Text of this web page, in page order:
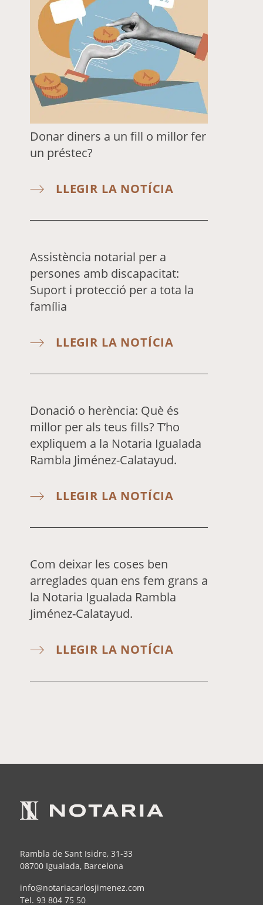
Donar diners a un fill o millor fer
un préstec?
LLEGIR LA NOTÍCIA
Assistència notarial per a
persones amb discapacitat:
Suport i protecció per a tota la
família
LLEGIR LA NOTÍCIA
Donació o herència: Què és
millor per als teus fills? T’ho
expliquem a la Notaria Igualada
Rambla Jiménez-Calatayud.
LLEGIR LA NOTÍCIA
Com deixar les coses ben
arreglades quan ens fem grans a
la Notaria Igualada Rambla
Jiménez-Calatayud.
LLEGIR LA NOTÍCIA
Rambla de Sant Isidre, 31-33
08700 Igualada, Barcelona
info@notariacarlosjimenez.com
Tel. 93 804 75 50